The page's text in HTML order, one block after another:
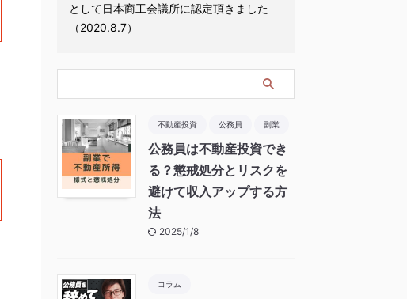
として日本商工会議所に認定頂きました
（2020.8.7）
不動産投資 公務員 副業
公務員は不動産投資でき
る？懲戒処分とリスクを
避けて収入アップする方
法
2025/1/8
コラム